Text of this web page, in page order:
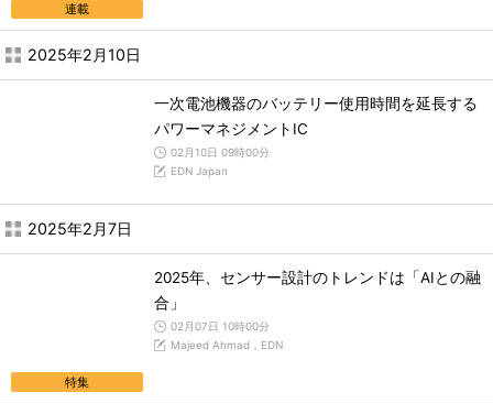
連載
2025年2月10日
一次電池機器のバッテリー使用時間を延長する
パワーマネジメントIC
02月10日 09時00分
EDN Japan
2025年2月7日
特集
2025年、センサー設計のトレンドは「AIとの融
合」
02月07日 10時00分
Majeed Ahmad，EDN